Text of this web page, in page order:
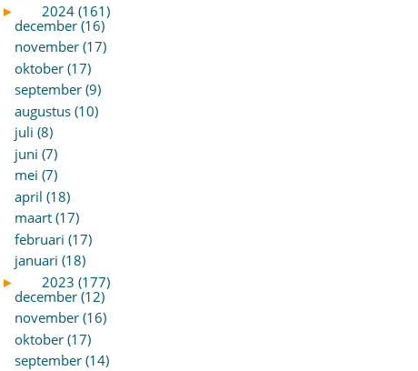
►
2024 (161)
december (16)
november (17)
oktober (17)
september (9)
augustus (10)
juli (8)
juni (7)
mei (7)
april (18)
maart (17)
februari (17)
januari (18)
►
2023 (177)
december (12)
november (16)
oktober (17)
september (14)